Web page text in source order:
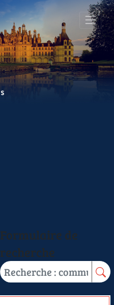
Formulaire de
recherche